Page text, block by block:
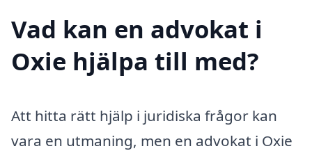
Vad kan en advokat i
Oxie hjälpa till med?
Att hitta rätt hjälp i juridiska frågor kan
vara en utmaning, men en advokat i Oxie